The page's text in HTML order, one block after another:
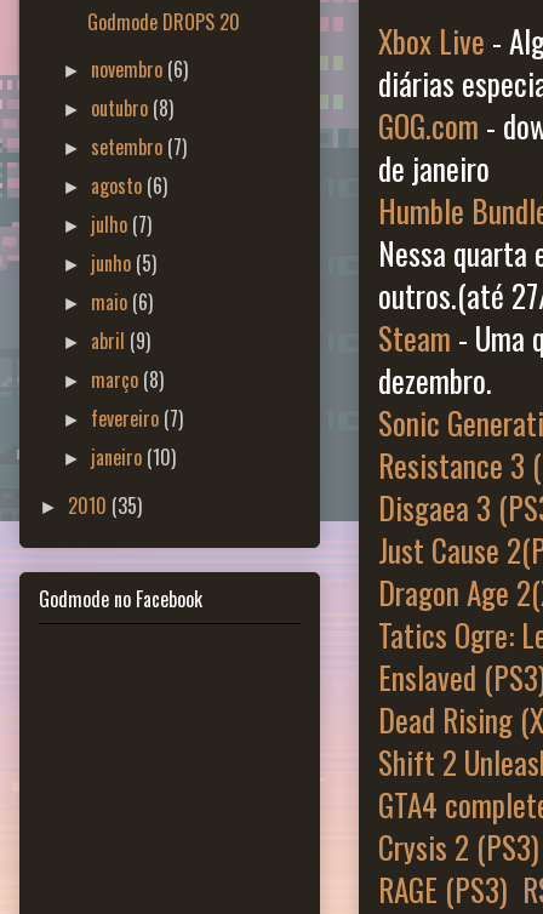
Xbox Live -
diárias
GOG.com -
de janeiro
Humble
Nessa quarta
outros.(até
Steam - Uma
dezembro.
Sonic
Resistance 3
Disgaea 3
Just Cause
Dragon Age
Tatics Ogre:
Enslaved
Dead Rising
Shift 2
GTA4
Crysis 2 (PS3)
RAGE (PS3)
Godmode DROPS 20
► novembro (6)
► outubro (8)
► setembro (7)
► agosto (6)
► julho (7)
► junho (5)
► maio (6)
► abril (9)
► março (8)
► fevereiro (7)
► janeiro (10)
► 2010 (35)
Godmode no Facebook